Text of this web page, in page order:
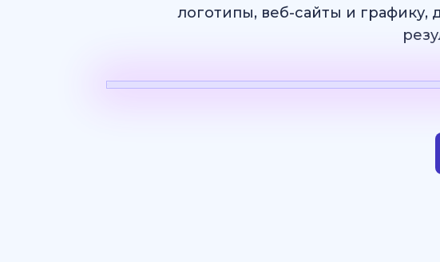
логотипы, веб-сайты и